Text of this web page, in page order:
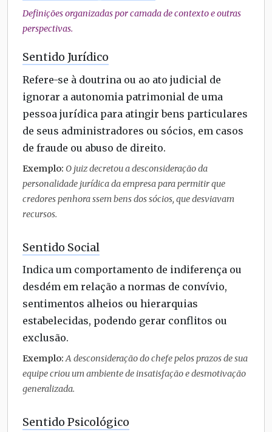
Definições organizadas por camada de contexto e outras
perspectivas.
Sentido Jurídico
Refere-se à doutrina ou ao ato judicial de
ignorar a autonomia patrimonial de uma
pessoa jurídica para atingir bens particulares
de seus administradores ou sócios, em casos
de fraude ou abuso de direito.
Exemplo: O juiz decretou a desconsideração da
personalidade jurídica da empresa para permitir que
credores penhora ssem bens dos sócios, que desviavam
recursos.
Sentido Social
Indica um comportamento de indiferença ou
desdém em relação a normas de convívio,
sentimentos alheios ou hierarquias
estabelecidas, podendo gerar conflitos ou
exclusão.
Exemplo:A desconsideração do chefe pelos prazos de sua
equipe criou um ambiente de insatisfação e desmotivação
generalizada.
Sentido Psicológico